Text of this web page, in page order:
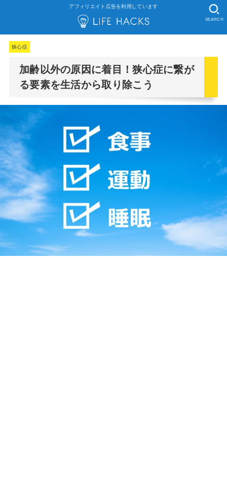
アフィリエイト広告を利用しています
SEARCH
狭心症
加齢以外の原因に着目！狭心症に繋が
る要素を生活から取り除こう